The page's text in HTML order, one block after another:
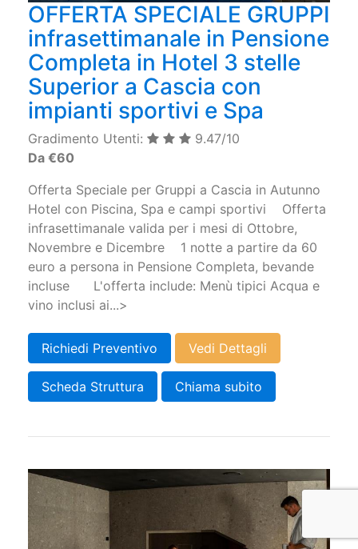
OFFERTA SPECIALE GRUPPI
infrasettimanale in Pensione
Completa in Hotel 3 stelle
Superior a Cascia con
impianti sportivi e Spa
Gradimento Utenti:
9.47/10
Da €60
Offerta Speciale per Gruppi a Cascia in Autunno
Hotel con Piscina, Spa e campi sportivi Offerta
infrasettimanale valida per i mesi di Ottobre,
Novembre e Dicembre 1 notte a partire da 60
euro a persona in Pensione Completa, bevande
incluse L'offerta include: Menù tipici Acqua e
vino inclusi ai...>
Richiedi Preventivo Vedi Dettagli
Scheda Struttura Chiama subito